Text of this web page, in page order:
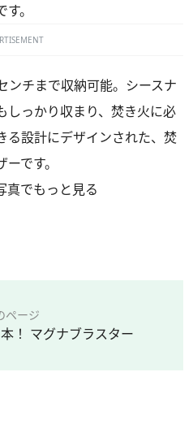
。
チまで収納可能。シースナ
しっかり収まり、焚き火に必
る設計にデザインされた、焚
です。
真でもっと見る
ページ
！ マグナブラスター